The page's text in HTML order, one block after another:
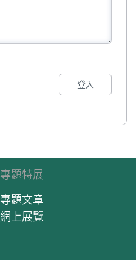
登入
專題特展
專題文章
網上展覽